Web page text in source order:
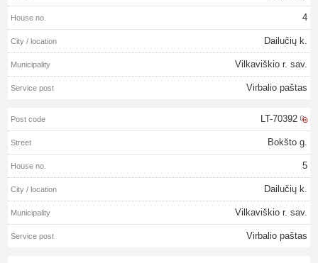
4
Dailučių k.
Vilkaviškio r. sav.
Virbalio paštas
LT-70392
Bokšto g.
5
Dailučių k.
Vilkaviškio r. sav.
Virbalio paštas